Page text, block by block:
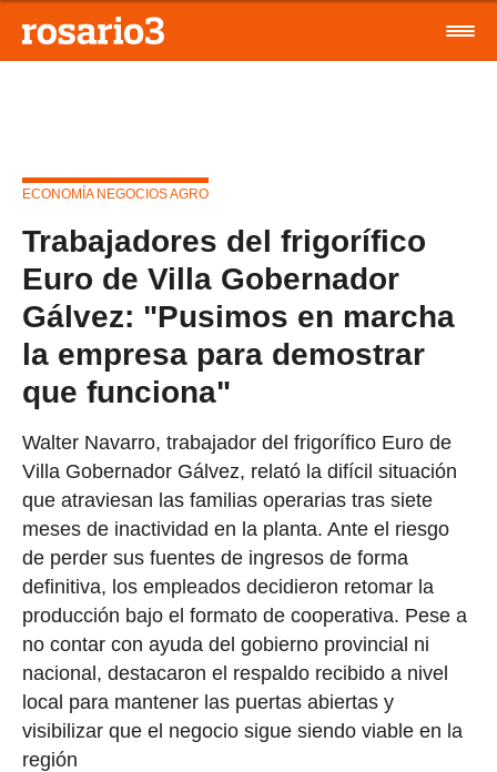
ECONOMÍA NEGOCIOS AGRO
Trabajadores del frigorífico
Euro de Villa Gobernador
Gálvez: "Pusimos en marcha
la empresa para demostrar
que funciona"
Walter Navarro, trabajador del frigorífico Euro de
Villa Gobernador Gálvez, relató la difícil situación
que atraviesan las familias operarias tras siete
meses de inactividad en la planta. Ante el riesgo
de perder sus fuentes de ingresos de forma
definitiva, los empleados decidieron retomar la
producción bajo el formato de cooperativa. Pese a
no contar con ayuda del gobierno provincial ni
nacional, destacaron el respaldo recibido a nivel
local para mantener las puertas abiertas y
visibilizar que el negocio sigue siendo viable en la
región